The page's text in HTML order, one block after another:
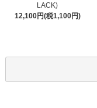
LACK)
12,100円(税1,100円)